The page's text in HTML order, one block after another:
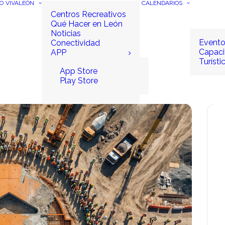
VIVALEÓN
Centros Recreativos
Qué Hacer en León
Noticias
Conectividad
APP
App Store
Play Store
CALENDARIOS